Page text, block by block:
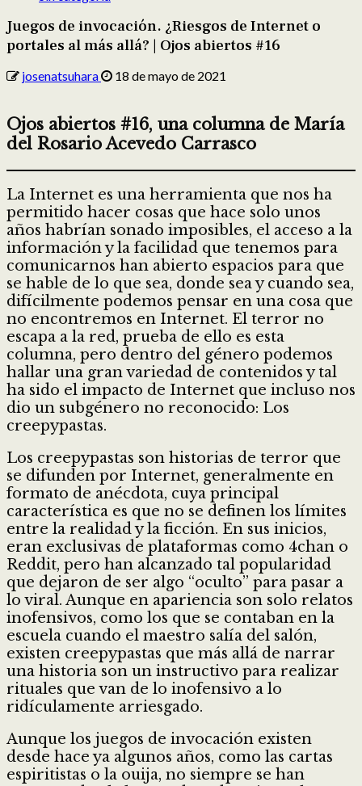
Juegos de invocación. ¿Riesgos de Internet o
portales al más allá? | Ojos abiertos #16
josenatsuhara 18 de mayo de 2021
Ojos abiertos #16, una columna de María
del Rosario Acevedo Carrasco
La Internet es una herramienta que nos ha
permitido hacer cosas que hace solo unos
años habrían sonado imposibles, el acceso a la
información y la facilidad que tenemos para
comunicarnos han abierto espacios para que
se hable de lo que sea, donde sea y cuando sea,
difícilmente podemos pensar en una cosa que
no encontremos en Internet. El terror no
escapa a la red, prueba de ello es esta
columna, pero dentro del género podemos
hallar una gran variedad de contenidos y tal
ha sido el impacto de Internet que incluso nos
dio un subgénero no reconocido: Los
creepypastas.
Los creepypastas son historias de terror que
se difunden por Internet, generalmente en
formato de anécdota, cuya principal
característica es que no se definen los límites
entre la realidad y la ficción. En sus inicios,
eran exclusivas de plataformas como 4chan o
Reddit, pero han alcanzado tal popularidad
que dejaron de ser algo “oculto” para pasar a
lo viral. Aunque en apariencia son solo relatos
inofensivos, como los que se contaban en la
escuela cuando el maestro salía del salón,
existen creepypastas que más allá de narrar
una historia son un instructivo para realizar
rituales que van de lo inofensivo a lo
ridículamente arriesgado.
Aunque los juegos de invocación existen
desde hace ya algunos años, como las cartas
espiritistas o la ouija, no siempre se han